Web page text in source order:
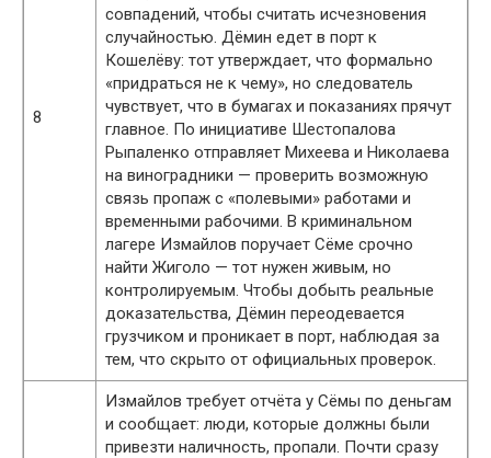
8
совпадений, чтобы считать исчезновения
случайностью. Дёмин едет в порт к
Кошелёву: тот утверждает, что формально
«придраться не к чему», но следователь
чувствует, что в бумагах и показаниях прячут
главное. По инициативе Шестопалова
Рыпаленко отправляет Михеева и Николаева
на виноградники — проверить возможную
связь пропаж с «полевыми» работами и
временными рабочими. В криминальном
лагере Измайлов поручает Сёме срочно
найти Жиголо — тот нужен живым, но
контролируемым. Чтобы добыть реальные
доказательства, Дёмин переодевается
грузчиком и проникает в порт, наблюдая за
тем, что скрыто от официальных проверок.
Измайлов требует отчёта у Сёмы по деньгам
и сообщает: люди, которые должны были
привезти наличность, пропали. Почти сразу